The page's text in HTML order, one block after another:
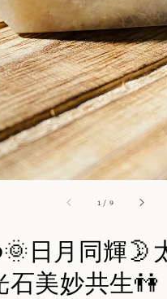
1 / 9
日月同輝🌛
石美妙共生👫